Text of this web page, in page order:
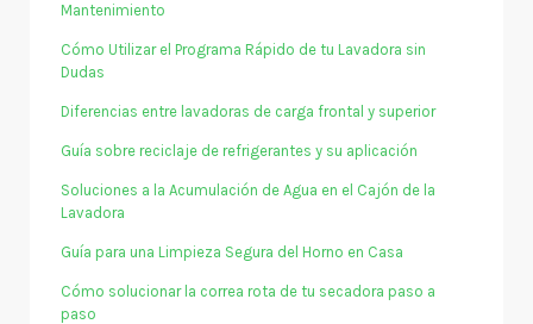
Mantenimiento
Cómo Utilizar el Programa Rápido de tu Lavadora sin
Dudas
Diferencias entre lavadoras de carga frontal y superior
Guía sobre reciclaje de refrigerantes y su aplicación
Soluciones a la Acumulación de Agua en el Cajón de la
Lavadora
Guía para una Limpieza Segura del Horno en Casa
Cómo solucionar la correa rota de tu secadora paso a
paso